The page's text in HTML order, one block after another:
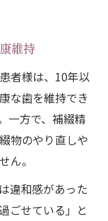
維持
者様は、10年以
な歯を維持でき
一方で、補綴精
物のやり直しや
ん。
違和感があった
ごせている」と